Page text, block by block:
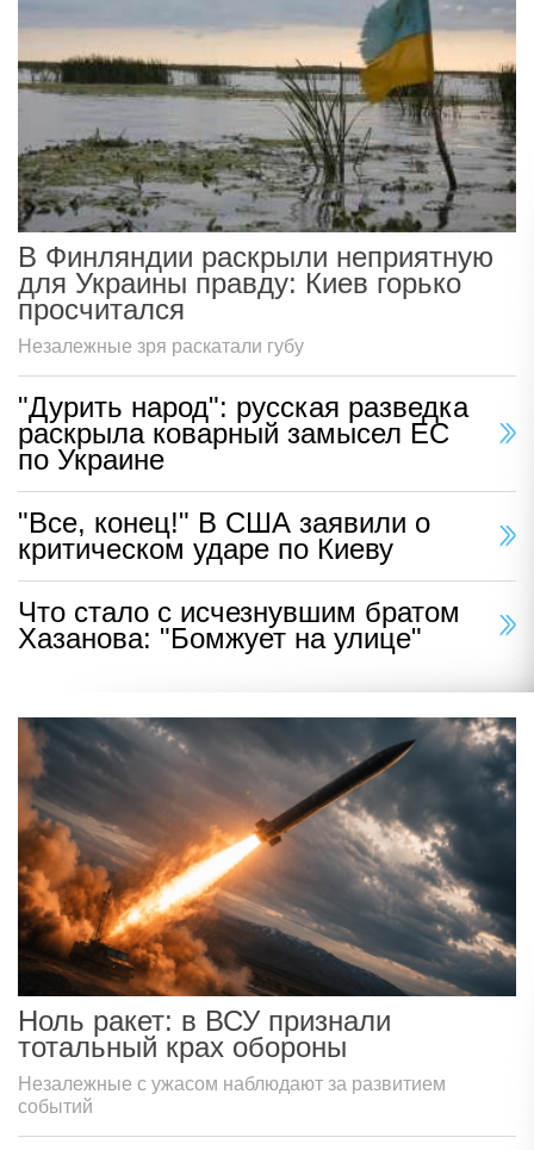
В Финляндии раскрыли неприятную
для Украины правду: Киев горько
просчитался
Незалежные зря раскатали губу
"Дурить народ": русская разведка
раскрыла коварный замысел ЕС
по Украине
"Все, конец!" В США заявили о
критическом ударе по Киеву
Что стало с исчезнувшим братом
Хазанова: "Бомжует на улице"
Ноль ракет: в ВСУ признали
тотальный крах обороны
Незалежные с ужасом наблюдают за развитием
событий